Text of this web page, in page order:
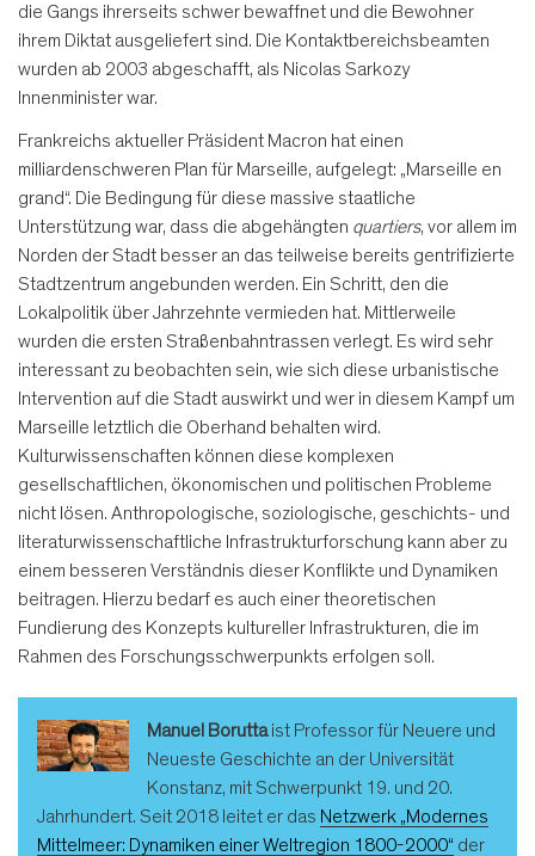
die Gangs ihrerseits schwer bewaffnet und die Bewohner
ihrem Diktat ausgeliefert sind. Die Kontaktbereichsbeamten
wurden ab 2003 abgeschafft, als Nicolas Sarkozy
Innenminister war.
Frankreichs aktueller Präsident Macron hat einen
milliardenschweren Plan für Marseille, aufgelegt: „Marseille en
grand“. Die Bedingung für diese massive staatliche
Unterstützung war, dass die abgehängten quartiers, vor allem im
Norden der Stadt besser an das teilweise bereits gentrifizierte
Stadtzentrum angebunden werden. Ein Schritt, den die
Lokalpolitik über Jahrzehnte vermieden hat. Mittlerweile
wurden die ersten Straßenbahntrassen verlegt. Es wird sehr
interessant zu beobachten sein, wie sich diese urbanistische
Intervention auf die Stadt auswirkt und wer in diesem Kampf um
Marseille letztlich die Oberhand behalten wird.
Kulturwissenschaften können diese komplexen
gesellschaftlichen, ökonomischen und politischen Probleme
nicht lösen. Anthropologische, soziologische, geschichts- und
literaturwissenschaftliche Infrastrukturforschung kann aber zu
einem besseren Verständnis dieser Konflikte und Dynamiken
beitragen. Hierzu bedarf es auch einer theoretischen
Fundierung des Konzepts kultureller Infrastrukturen, die im
Rahmen des Forschungsschwerpunkts erfolgen soll.
Manuel Boruttaist Professor für Neuere und
Neueste Geschichte an der Universität
Konstanz, mit Schwerpunkt 19. und 20.
Jahrhundert. Seit 2018 leitet er das Netzwerk „Modernes
Mittelmeer: Dynamiken einer Weltregion 1800-2000“ der